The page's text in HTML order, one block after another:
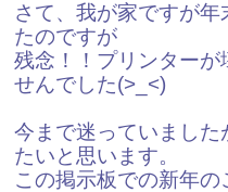
さて、我が家ですが
たのですが
残念！！プリンター
せんでした(>_<)
今まで迷っていまし
たいと思います。
この掲示板での新年